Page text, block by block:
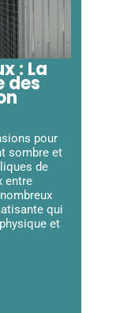
: La
des
pour
sombre et
de
entre
qui
et